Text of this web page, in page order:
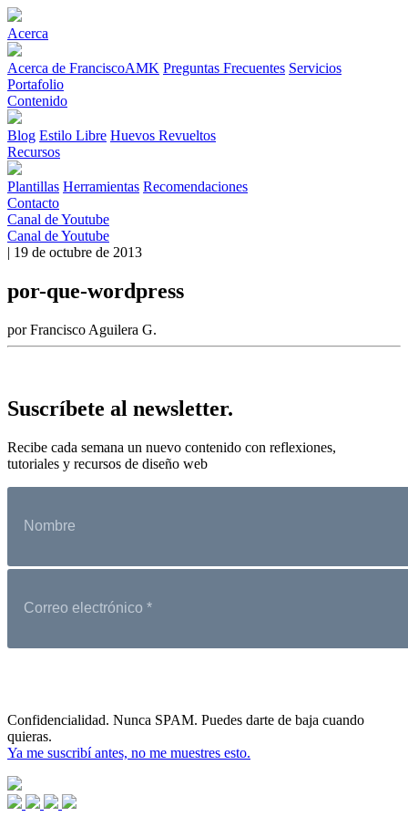
Acerca
Acerca de FranciscoAMK Preguntas Frecuentes Servicios
Portafolio
Contenido
Blog Estilo Libre Huevos Revueltos
Recursos
Plantillas Herramientas Recomendaciones
Contacto
Canal de Youtube
Canal de Youtube
| 19 de octubre de 2013
por-que-wordpress
por Francisco Aguilera G.
Suscríbete al newsletter.
Recibe cada semana un nuevo contenido con reflexiones,
tutoriales y recursos de diseño web
Confidencialidad. Nunca SPAM. Puedes darte de baja cuando
quieras.
Ya me suscribí antes, no me muestres esto.